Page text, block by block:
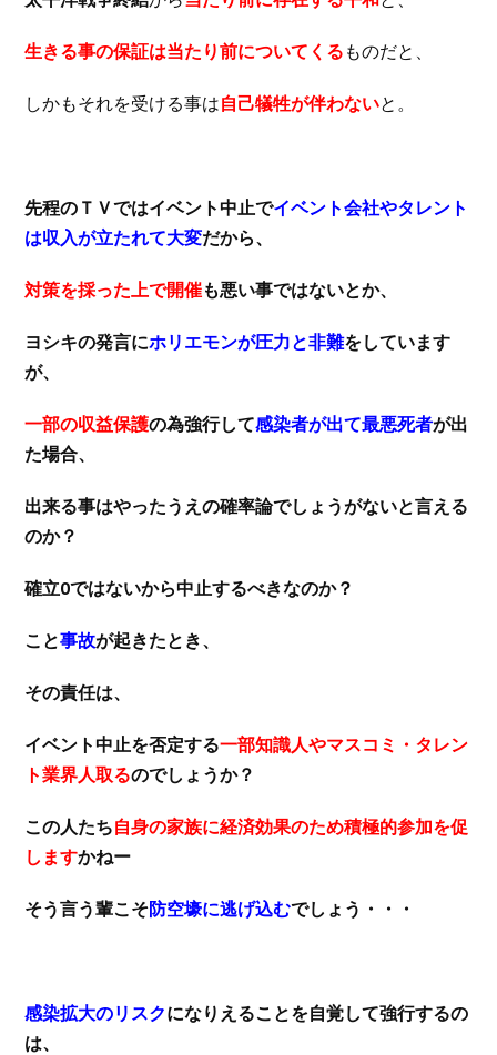
生きる事の保証は当たり前についてくる ものだと、
しかもそれを受ける事は自己犠牲が伴わないと。
先程のＴＶではイベント中止でイベント会社やタレント
は収入が立たれて大変だから、
対策を採った上で開催も悪い事ではないとか、
ヨシキの発言にホリエモンが圧力と非難をしています
が、
一部の収益保護の為強行して感染者が出て最悪死者が出
た場合、
出来る事はやったうえの確率論でしょうがないと言える
のか？
確立0ではないから中止するべきなのか？
こと事故が起きたとき、
その責任は、
イベント中止を否定する一部知識人やマスコミ・タレン
ト業界人取るのでしょうか？
この人たち自身の家族に経済効果のため積極的参加を促
しますかねー
そう言う輩こそ防空壕に逃げ込むでしょう・・・
感染拡大のリスクになりえることを自覚して強行するの
は、